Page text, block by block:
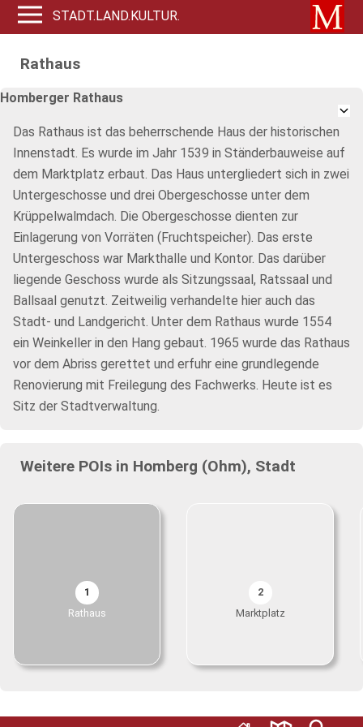
STADT.LAND.KULTUR.
Rathaus
Homberger Rathaus
Das Rathaus ist das beherrschende Haus der historischen
Innenstadt. Es wurde im Jahr 1539 in Ständerbauweise auf
dem Marktplatz erbaut. Das Haus untergliedert sich in zwei
Untergeschosse und drei Obergeschosse unter dem
Krüppelwalmdach. Die Obergeschosse dienten zur
Einlagerung von Vorräten (Fruchtspeicher). Das erste
Untergeschoss war Markthalle und Kontor. Das darüber
liegende Geschoss wurde als Sitzungssaal, Ratssaal und
Ballsaal genutzt. Zeitweilig verhandelte hier auch das
Stadt- und Landgericht. Unter dem Rathaus wurde 1554
ein Weinkeller in den Hang gebaut. 1965 wurde das Rathaus
vor dem Abriss gerettet und erfuhr eine grundlegende
Renovierung mit Freilegung des Fachwerks. Heute ist es
Sitz der Stadtverwaltung.
Weitere POIs in Homberg (Ohm), Stadt
1
Rathaus
2
Marktplatz